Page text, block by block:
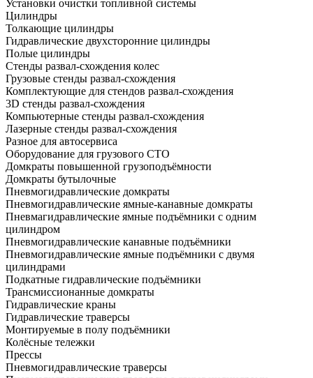
Установки очистки топливной системы
Цилиндры
Толкающие цилиндры
Гидравлические двухсторонние цилиндры
Полые цилиндры
Стенды развал-схождения колес
Грузовые стенды развал-схождения
Комплектующие для стендов развал-схождения
3D стенды развал-схождения
Компьютерные стенды развал-схождения
Лазерные стенды развал-схождения
Разное для автосервиса
Оборудование для грузового СТО
Домкраты повышенной грузоподъёмности
Домкраты бутылочные
Пневмогидравлические домкраты
Пневмогидравлические ямные-канавные домкраты
Пневмагидравлические ямные подъёмники с одним
цилиндром
Пневмогидравлические канавные подъёмники
Пневмогидравлические ямные подъёмники с двумя
цилиндрами
Подкатные гидравлические подъёмники
Трансмиссионанные домкраты
Гидравлические краны
Гидравлические траверсы
Монтируемые в полу подъёмники
Колёсные тележки
Прессы
Пневмогидравлические траверсы